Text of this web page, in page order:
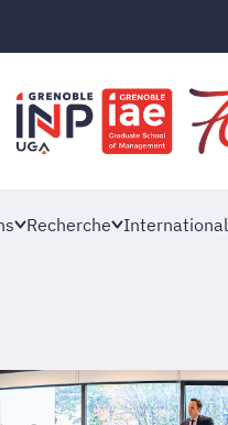
Recherche International